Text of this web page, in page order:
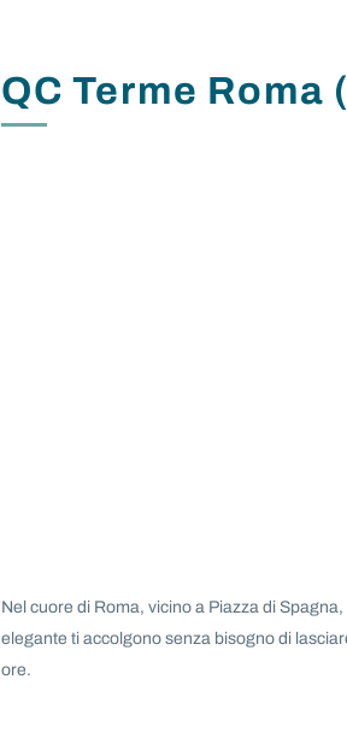
QC Terme Roma
Nel cuore di Roma, vicino a Piazza di
elegante ti accolgono senza bisogno di
ore.